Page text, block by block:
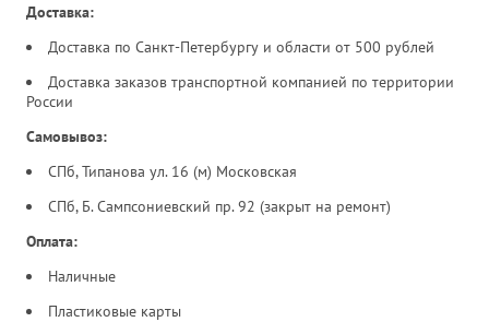
Доставка:
Доставка по Санкт-Петербургу и области от 500 рублей
Доставка заказов транспортной компанией по территории
России
Самовывоз:
СПб, Типанова ул. 16 (м) Московская
СПб, Б. Сампсониевский пр. 92 (закрыт на ремонт)
Оплата:
Наличные
Пластиковые карты